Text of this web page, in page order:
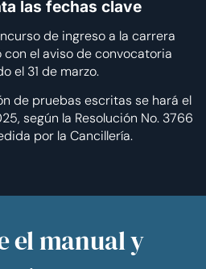
las fechas clave
de ingreso a la carrera
el aviso de convocatoria
el 31 de marzo.
de pruebas escritas se hará el
según la Resolución No. 3766
por la Cancillería.
el manual y